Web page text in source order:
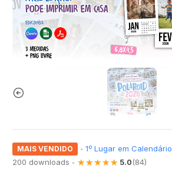
MAIS VENDIDO • 1º Lugar em Calendário
200 downloads • ★★★★★ 5.0(84)